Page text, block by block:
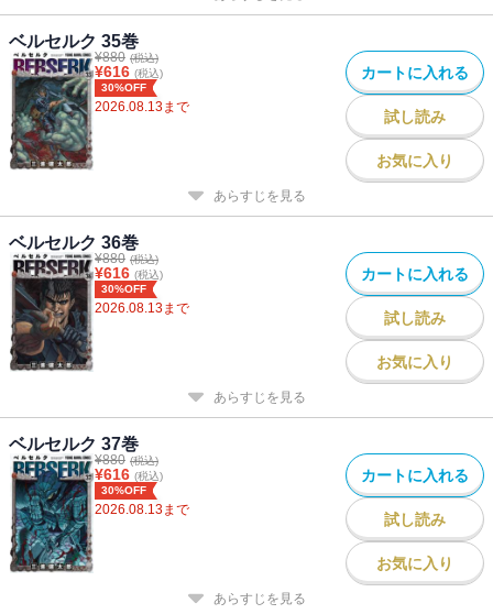
ベルセルク 35巻
¥880 (税込)
¥616 (税込)
30%OFF
2026.08.13まで
カートに入れる
試し読み
お気に入り
あらすじを見る
ベルセルク 36巻
¥880 (税込)
¥616 (税込)
30%OFF
2026.08.13まで
カートに入れる
試し読み
お気に入り
あらすじを見る
ベルセルク 37巻
¥880 (税込)
¥616 (税込)
30%OFF
2026.08.13まで
カートに入れる
試し読み
お気に入り
あらすじを見る